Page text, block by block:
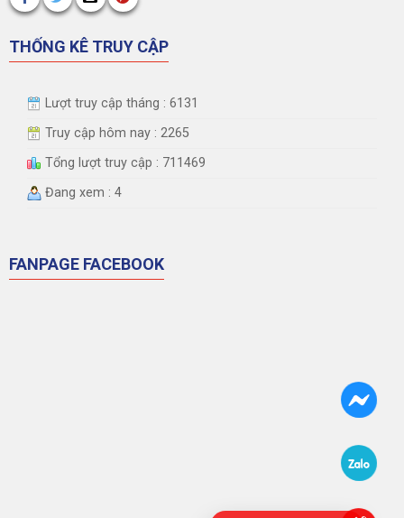
THỐNG KÊ TRUY CẬP
Lượt truy cập tháng : 6131
Truy cập hôm nay : 2265
Tổng lượt truy cập : 711469
Đang xem : 4
FANPAGE FACEBOOK